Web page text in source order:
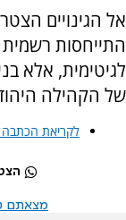
אל הגינויים
התייחסות
לגיטימית, אלא
של הקהילה
לקריאת
מצאתם